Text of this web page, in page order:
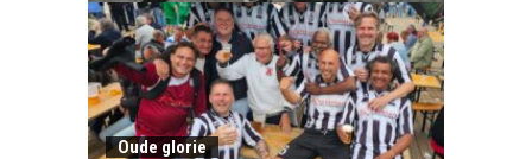
Oude glorie